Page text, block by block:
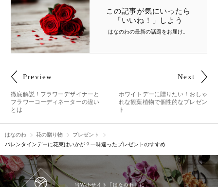
この記事が気にいったら
「いいね！」しよう
はなのわの最新の話題をお届け。
Preview
徹底解説！フラワーデザイナーと
フラワーコーディネーターの違い
とは
Next
ホワイトデーに贈りたい！おしゃ
れな観葉植物で個性的なプレゼン
ト
はなのわ 花の贈り物
プレゼント
バレンタインデーに花束はいかが？一味違ったプレゼントのすすめ